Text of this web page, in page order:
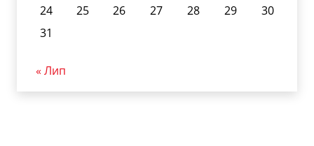
24
25 26 27 28 29
30
31
« Лип